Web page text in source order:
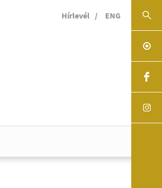
Hírlevél ENG